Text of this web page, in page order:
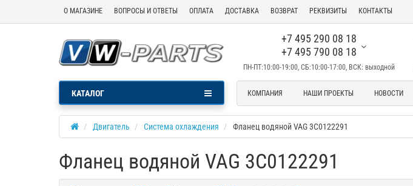
О МАГАЗИНЕ ВОПРОСЫ И ОТВЕТЫ ОПЛАТА ДОСТАВКА ВОЗВРАТ РЕКВИЗИТЫ КОНТАКТЫ
+7 495 290 08 18
+7 495 790 08 18
ПН-ПТ:10:00-19:00, СБ:10:00-17:00, ВСК: выходной
КАТАЛОГ КОМПАНИЯ НАШИ ПРОЕКТЫ НОВОСТИ
Двигатель Система охлаждения Фланец водяной VAG 3C0122291
Фланец водяной VAG 3C0122291